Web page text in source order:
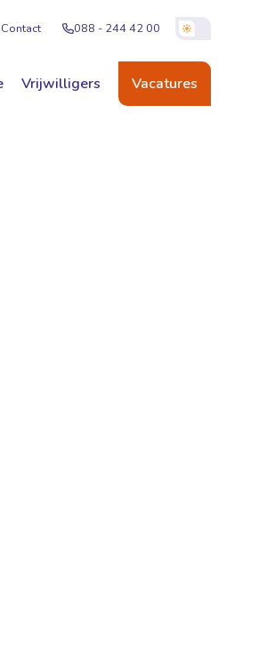
Contact 088 - 244 42 00
Vrijwilligers Vacatures